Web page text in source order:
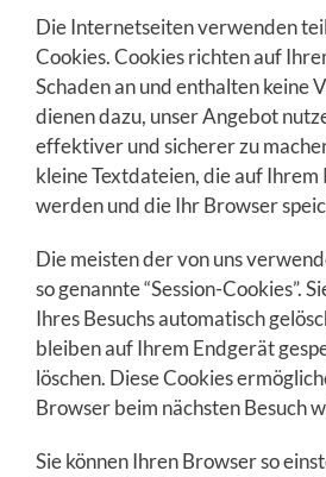
Die Internetseiten verwenden
Cookies. Cookies richten auf
Schaden an und enthalten keine
dienen dazu, unser Angebot
effektiver und sicherer zu
kleine Textdateien, die auf
werden und die Ihr Browser
Die meisten der von uns
so genannte “Session-Cookies”.
Ihres Besuchs automatisch
bleiben auf Ihrem Endgerät
löschen. Diese Cookies
Browser beim nächsten Besuch
Sie können Ihren Browser so